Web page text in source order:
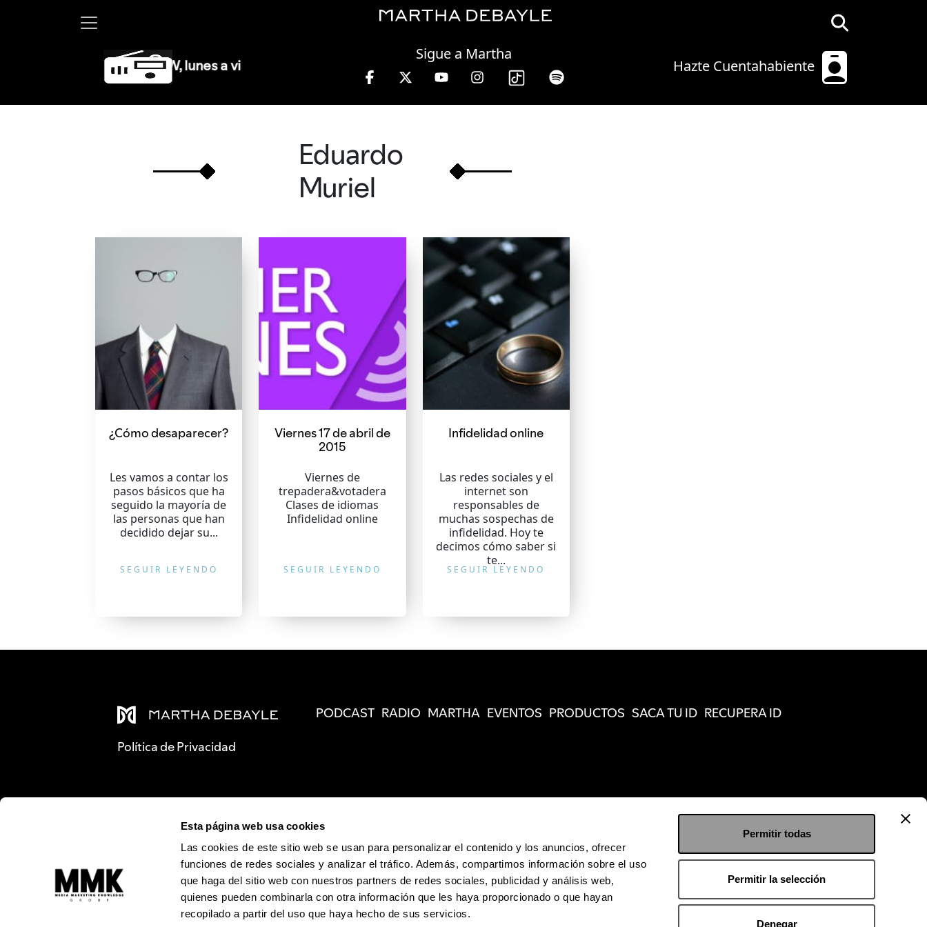
Esta página web usa cookies
Las cookies de este sitio web se usan para personalizar el contenido y los anuncios, ofrecer
funciones de redes sociales y analizar el tráfico. Además, compartimos información sobre el uso
que haga del sitio web con nuestros partners de redes sociales, publicidad y análisis web,
quienes pueden combinarla con otra información que les haya proporcionado o que hayan
recopilado a partir del uso que haya hecho de sus servicios.
Permitir todas
Permitir la selección
Denegar
Hazte Cuentahabiente
Sigue a Martha
Martha Debayle en W, lunes a viernes de 10 a 13 hrs.
Eduardo
Muriel
¿Cómo desaparecer?
Les vamos a contar los
pasos básicos que ha
seguido la mayoría de
las personas que han
decidido dejar su...
SEGUIR LEYENDO
Viernes 17 de abril de
2015
Viernes de
trepadera&votadera
Clases de idiomas
Infidelidad online
SEGUIR LEYENDO
Infidelidad online
Las redes sociales y el
internet son
responsables de
muchas sospechas de
infidelidad. Hoy te
decimos cómo saber si
te...
SEGUIR LEYENDO
Política de Privacidad
PODCAST RADIO MARTHA EVENTOS PRODUCTOS SACA TU ID RECUPERA ID